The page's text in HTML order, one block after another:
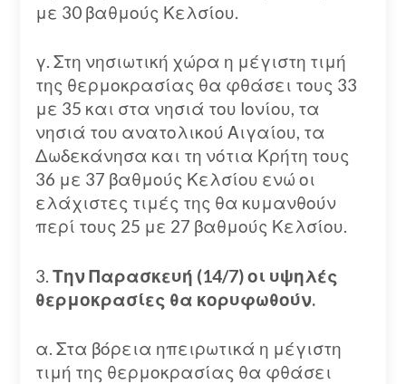
με 30 βαθμούς Κελσίου.
γ. Στη νησιωτική χώρα η μέγιστη τιμή
της θερμοκρασίας θα φθάσει τους 33
με 35 και στα νησιά του Ιονίου, τα
νησιά του ανατολικού Αιγαίου, τα
Δωδεκάνησα και τη νότια Κρήτη τους
36 με 37 βαθμούς Κελσίου ενώ οι
ελάχιστες τιμές της θα κυμανθούν
περί τους 25 με 27 βαθμούς Κελσίου.
3. Την Παρασκευή (14/7) οι υψηλές
θερμοκρασίες θα κορυφωθούν.
α. Στα βόρεια ηπειρωτικά η μέγιστη
τιμή της θερμοκρασίας θα φθάσει